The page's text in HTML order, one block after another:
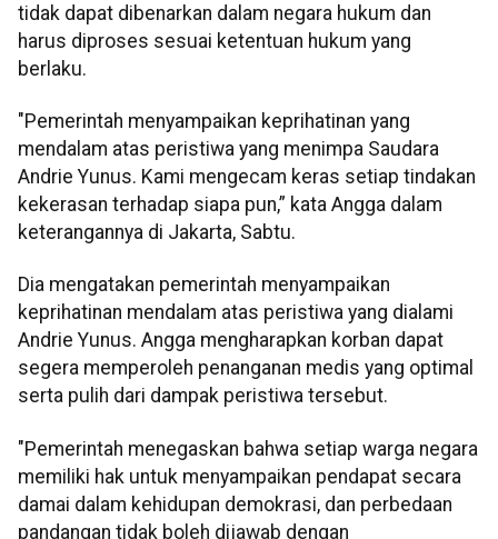
tidak dapat dibenarkan dalam negara hukum dan
harus diproses sesuai ketentuan hukum yang
berlaku.
"Pemerintah menyampaikan keprihatinan yang
mendalam atas peristiwa yang menimpa Saudara
Andrie Yunus. Kami mengecam keras setiap tindakan
kekerasan terhadap siapa pun,” kata Angga dalam
keterangannya di Jakarta, Sabtu.
Dia mengatakan pemerintah menyampaikan
keprihatinan mendalam atas peristiwa yang dialami
Andrie Yunus. Angga mengharapkan korban dapat
segera memperoleh penanganan medis yang optimal
serta pulih dari dampak peristiwa tersebut.
"Pemerintah menegaskan bahwa setiap warga negara
memiliki hak untuk menyampaikan pendapat secara
damai dalam kehidupan demokrasi, dan perbedaan
pandangan tidak boleh dijawab dengan